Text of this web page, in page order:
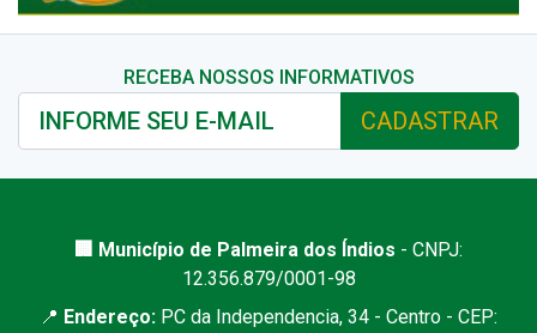
RECEBA NOSSOS INFORMATIVOS
CADASTRAR
🏢 Município de Palmeira dos Índios - CNPJ:
12.356.879/0001-98
📍 Endereço: PC da Independencia, 34 - Centro - CEP: